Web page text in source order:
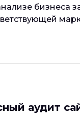
бизнеса
аудит